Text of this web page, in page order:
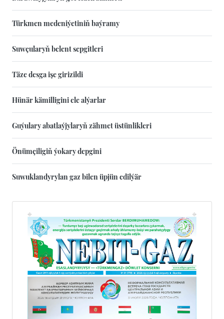
Türkmen medeniýetiniň baýramy
Suwçularyň belent sepgitleri
Täze desga işe girizildi
Hünär kämilligini ele alýarlar
Guýulary abatlaýjylaryň zähmet üstünlikleri
Önümçiligiň ýokary depgini
Suwuklandyrylan gaz bilen üpjün edilýär